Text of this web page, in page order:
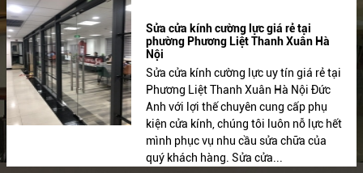
Sửa cửa kính cường lực giá rẻ tại
phường Phương Liệt Thanh Xuân Hà
Nội
Sửa cửa kính cường lực uy tín giá rẻ tại
Phương Liệt Thanh Xuân Hà Nội Đức
Anh với lợi thế chuyên cung cấp phụ
kiện cửa kính, chúng tôi luôn nỗ lực hết
mình phục vụ nhu cầu sửa chữa của
quý khách hàng. Sửa cửa...